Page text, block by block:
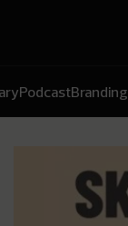
PodcastBranding